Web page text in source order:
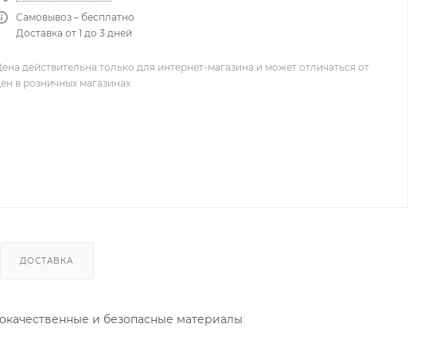
Самовывоз – бесплатно
Доставка от 1 до 3 дней
действительна только для интернет-магазина и может отличаться от
в розничных магазинах
ДОСТАВКА
и безопасные материалы